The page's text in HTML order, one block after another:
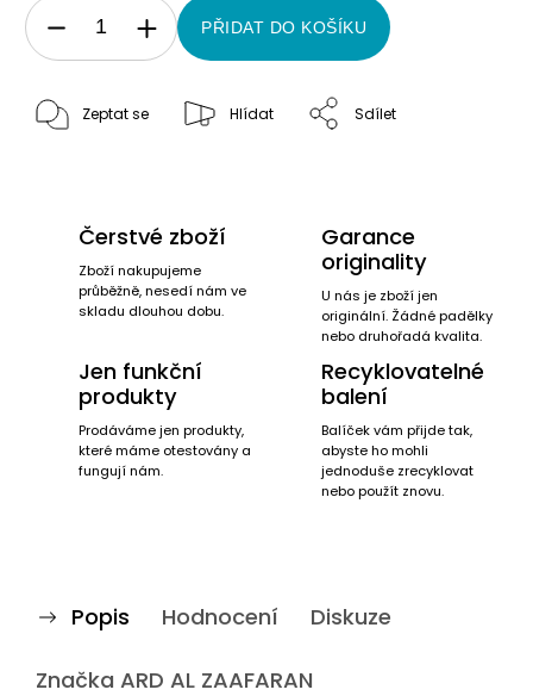
PŘIDAT DO KOŠÍKU
Zeptat se Hlídat Sdílet
Čerstvé zboží
Zboží nakupujeme
průběžně, nesedí nám ve
skladu dlouhou dobu.
Garance
originality
U nás je zboží jen
originální. Žádné padělky
nebo druhořadá kvalita.
Jen funkční
produkty
Prodáváme jen produkty,
které máme otestovány a
fungují nám.
Recyklovatelné
balení
Balíček vám přijde tak,
abyste ho mohli
jednoduše zrecyklovat
nebo použít znovu.
Popis Hodnocení Diskuze
Značka ARD AL ZAAFARAN